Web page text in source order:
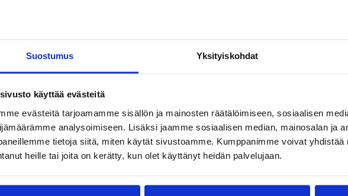
Suostumus Yksityiskohdat
käyttää evästeitä
evästeitä tarjoamamme sisällön ja mainosten räätälöimiseen, sosiaalisen
analysoimiseen. Lisäksi jaamme sosiaalisen median, mainosalan ja
tietoja siitä, miten käytät sivustoamme. Kumppanimme voivat yhdistää
heille tai joita on kerätty, kun olet käyttänyt heidän palvelujaan.